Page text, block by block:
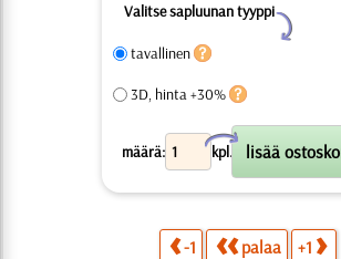
Valitse sapluunan tyyppi
Y
tavallinen
3D, hinta +30%
määrä: kpl.
X
-1 palaa +1